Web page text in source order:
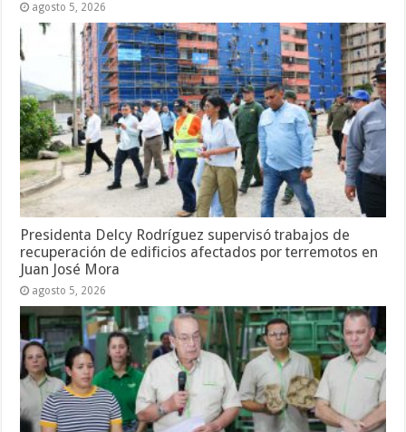
agosto 5, 2026
Presidenta Delcy Rodríguez supervisó trabajos de
recuperación de edificios afectados por terremotos en
Juan José Mora
agosto 5, 2026